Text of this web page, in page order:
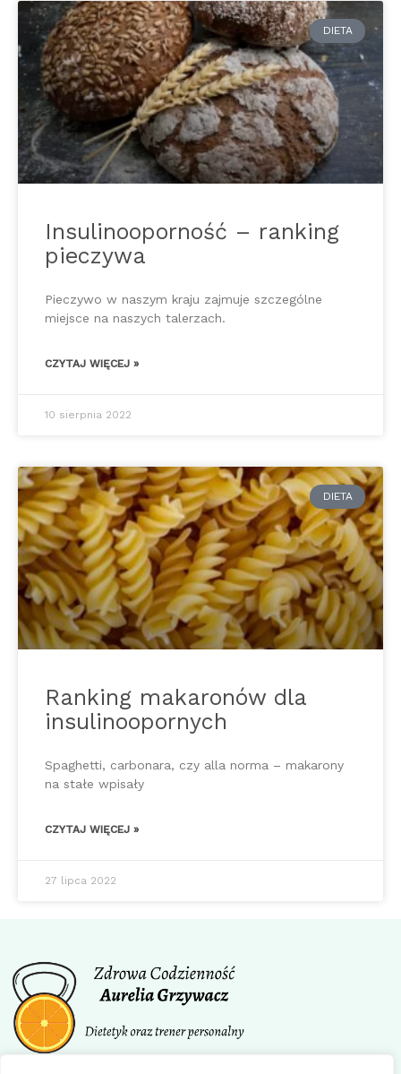
DIETA
Insulinooporność – ranking
pieczywa
Pieczywo w naszym kraju zajmuje szczególne
miejsce na naszych talerzach.
CZYTAJ WIĘCEJ »
10 sierpnia 2022
DIETA
Ranking makaronów dla
insulinoopornych
Spaghetti, carbonara, czy alla norma – makarony
na stałe wpisały
CZYTAJ WIĘCEJ »
27 lipca 2022